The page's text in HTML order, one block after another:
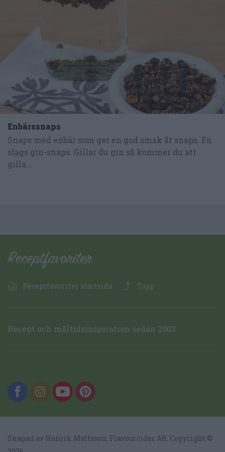
Enbärssnaps
Snaps med enbär som ger en god smak åt snaps. En
slags gin-snaps. Gillar du gin så kommer du att
gilla...
Receptfavoriter startsida Topp
Recept och måltidsinspiration sedan 2003.
Skapad av Henrik Mattsson, Flavourrider AB, Copyright ©